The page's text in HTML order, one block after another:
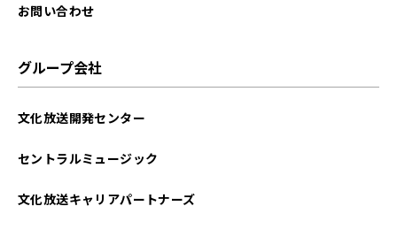
お問い合わせ
グループ会社
文化放送開発センター
セントラルミュージック
文化放送キャリアパートナーズ